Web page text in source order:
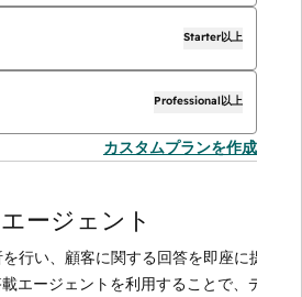
Starter以上
Professional以上
カスタムプランを作成
ジェント
、顧客に関する回答を即座に提
ジェントを利用することで、デ